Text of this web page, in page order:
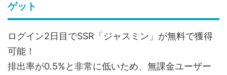
ゲット
ログイン2日目でSSR「ジャスミン」が無料で獲得
可能！
排出率が0.5%と非常に低いため、無課金ユーザー